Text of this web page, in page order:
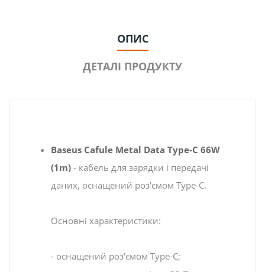
ОПИС
ДЕТАЛІ ПРОДУКТУ
Baseus Cafule Metal Data Type-C 66W
(1m) - кабель для зарядки і передачі
даних, оснащений роз'ємом Type-C.
Основні характеристики:
- оснащений роз'ємом Type-C;